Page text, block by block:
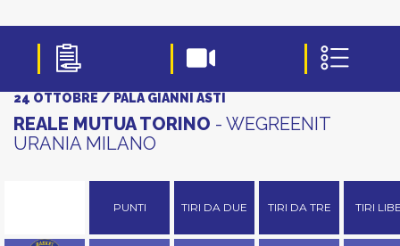
24 OTTOBRE / PALA GIANNI ASTI
REALE MUTUA TORINO - WEGREENIT
URANIA MILANO
PUNTI TIRI DA DUE TIRI DA TRE TIRI